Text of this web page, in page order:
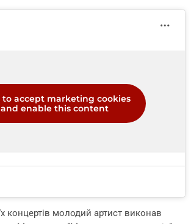
to accept marketing cookies
and enable this content
концертів молодий артист виконав